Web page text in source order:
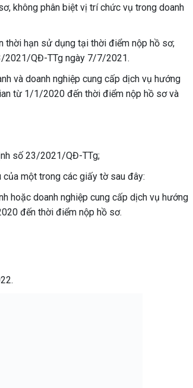
không phân biệt vị trí chức vụ trong doanh
thời hạn sử dụng tại thời điểm nộp hồ sơ;
2021/QĐ-TTg ngày 7/7/2021.
và doanh nghiệp cung cấp dịch vụ hướng
từ 1/1/2020 đến thời điểm nộp hồ sơ và
số 23/2021/QĐ-TTg;
một trong các giấy tờ sau đây:
hoặc doanh nghiệp cung cấp dịch vụ hướng
đến thời điểm nộp hồ sơ.